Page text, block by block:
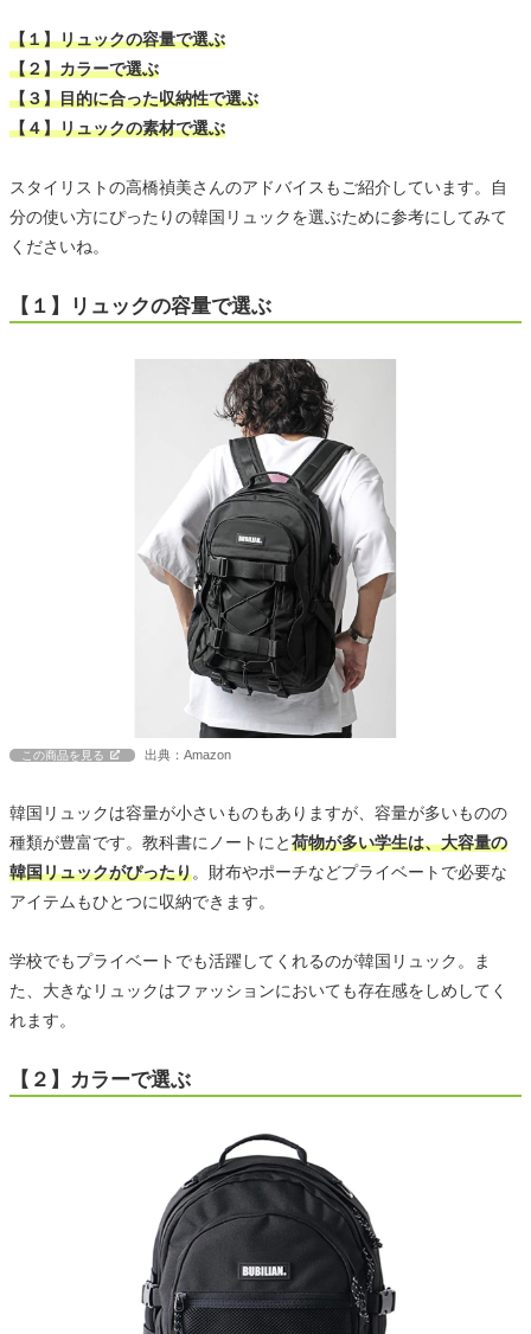
【１】リュックの容量で選ぶ
【２】カラーで選ぶ
【３】目的に合った収納性で選ぶ
【４】リュックの素材で選ぶ
スタイリストの高橋禎美さんのアドバイスもご紹介しています。自
分の使い方にぴったりの韓国リュックを選ぶために参考にしてみて
くださいね。
【１】リュックの容量で選ぶ
この商品を見る 出典：Amazon
韓国リュックは容量が小さいものもありますが、容量が多いものの
種類が豊富です。教科書にノートにと荷物が多い学生は、大容量の
韓国リュックがぴったり。財布やポーチなどプライベートで必要な
アイテムもひとつに収納できます。
学校でもプライベートでも活躍してくれるのが韓国リュック。ま
た、大きなリュックはファッションにおいても存在感をしめしてく
れます。
【２】カラーで選ぶ